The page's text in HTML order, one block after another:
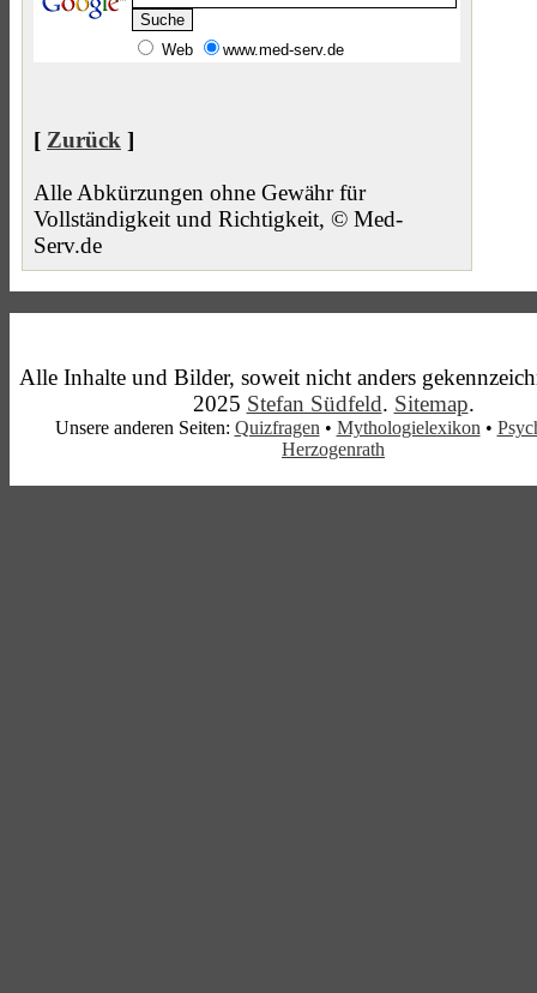
Web www.med-serv.de
[ Zurück ]
Alle Abkürzungen ohne Gewähr für
Vollständigkeit und Richtigkeit, © Med-
Serv.de
Alle Inhalte und Bilder, soweit nicht anders
2025 Stefan Südfeld. Sitemap.
Unsere anderen Seiten: Quizfragen • Mythologielexikon •
Herzogenrath